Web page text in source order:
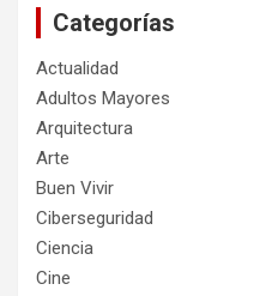
Categorías
Actualidad
Adultos Mayores
Arquitectura
Arte
Buen Vivir
Ciberseguridad
Ciencia
Cine